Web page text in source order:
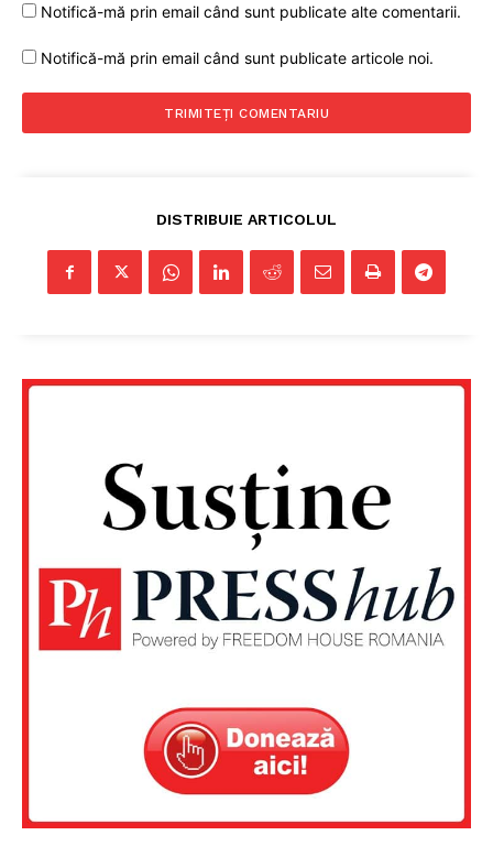
Notifică-mă prin email când sunt publicate alte comentarii.
Notifică-mă prin email când sunt publicate articole noi.
DISTRIBUIE ARTICOLUL